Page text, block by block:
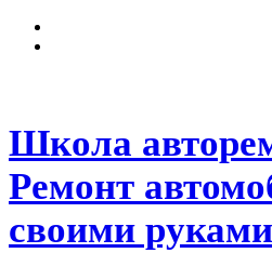
Школа
Ремонт
своими руками